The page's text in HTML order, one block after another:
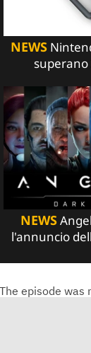
NEWS
NEWS
l'annuncio